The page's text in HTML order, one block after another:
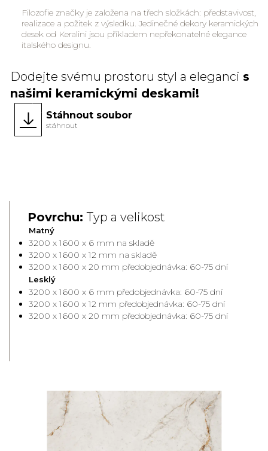
Filozofie značky je založena na třech složkách: představivost,
realizace a požitek z výsledku. Jedinečné dekory keramických
desek od Keralini jsou příkladem nepřekonatelné elegance
italského designu.
Dodejte svému prostoru styl a eleganci s
našimi keramickými deskami!
Stáhnout soubor
stáhnout
Povrchu:Typ a velikost
Matný
3200 x 1600 x 6 mm na skladě
3200 x 1600 x 12 mm na skladě
3200 x 1600 x 20 mm předobjednávka: 60-75 dní
Lesklý
3200 x 1600 x 6 mm předobjednávka: 60-75 dní
3200 x 1600 x 12 mm předobjednávka: 60-75 dní
3200 x 1600 x 20 mm předobjednávka: 60-75 dní